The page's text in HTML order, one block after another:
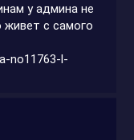
у админа не
с самого
no11763-l-